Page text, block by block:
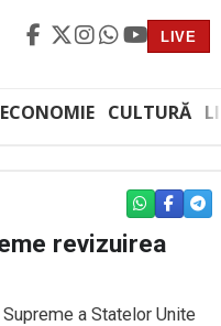
LIVE
ECONOMIE CULTURĂ
WHATSAPP
revizuirea
a Statelor Unite